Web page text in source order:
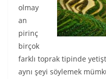
olmay
an
pirinç
birçok
farklı toprak tipinde
aynı şeyi söylemek